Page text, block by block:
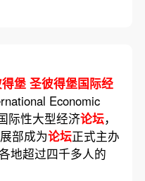
堡 圣彼得堡国际经
Economic
际性大型经济论坛，
部成为论坛正式主办
地超过四千多人的